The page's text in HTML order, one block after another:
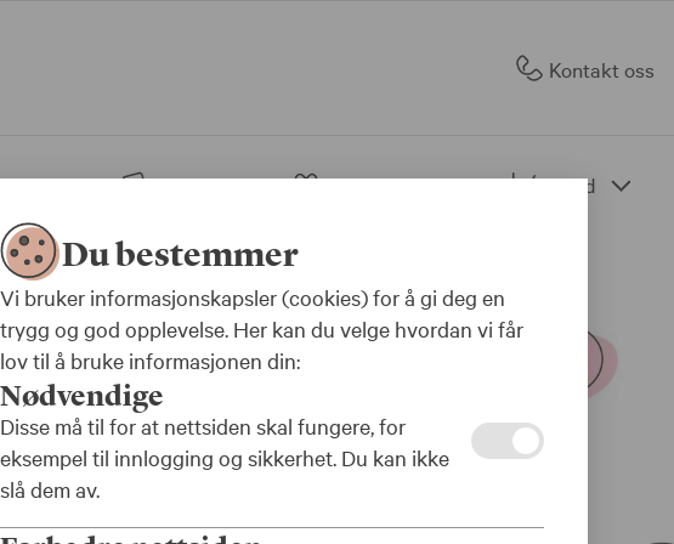
Bank Forsikring Fond
Kontakt oss
er
Du bestemmer
Vi bruker informasjonskapsler (cookies) for å gi deg en
trygg og god opplevelse. Her kan du velge hvordan vi får
lov til å bruke informasjonen din:
Nødvendige
Disse må til for at nettsiden skal fungere, for
eksempel til innlogging og sikkerhet. Du kan ikke
slå dem av.